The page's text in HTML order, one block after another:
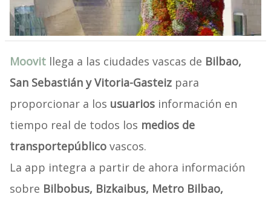
Moovitllega a las ciudades vascas de Bilbao,
San Sebastián y Vitoria-Gasteiz para
proporcionar a los usuariosinformación en
tiempo real de todos los medios de
transportepúblico vascos.
La app integra a partir de ahora información
sobre Bilbobus, Bizkaibus, Metro Bilbao,